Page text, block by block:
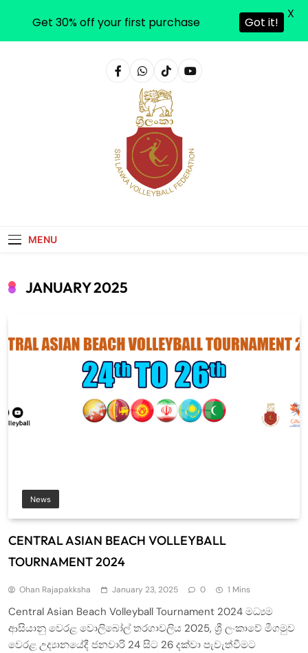
MENU
JANUARY 2025
News
CENTRAL ASIAN BEACH VOLLEYBALL
TOURNAMENT 2024
Ohan Rajapakksha January 23, 2025 0 1 Mins
Central Asian Beach Volleyball Tournament 2024 මධ්‍යම
ආසියානු වෙරළ වොලිබෝල් තරගාවලිය 2025, ශ්‍රී ලංකාවේ මීගමුව
වෙරළ උද්‍යානයේදී ජනවාරි 24 සිට 26 දක්වා පැවැත්වීමට
Get 30% off your first purchase Got it!
X